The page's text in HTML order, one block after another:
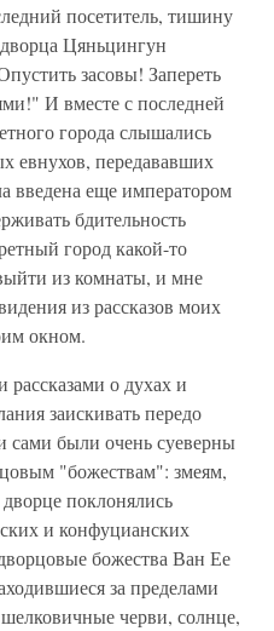
посетитель, тишину
Цяньцингун
засовы! Запереть
И вместе с последней
города слышались
евнухов, передававших
введена еще императором
бдительность
город какой-то
из комнаты, и мне
из рассказов моих
окном.
о духах и
заискивать передо
сами были очень суеверны
"божествам": змеям,
поклонялись
и конфуцианских
божества Ван Ее
за пределами
черви, солнце,